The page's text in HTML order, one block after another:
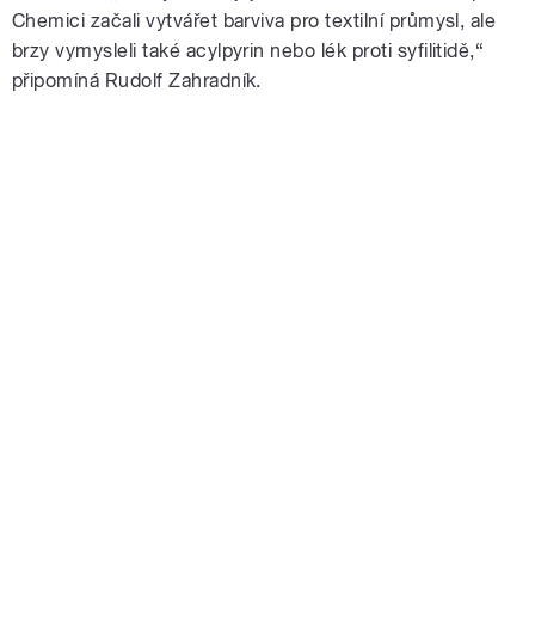
Chemici začali vytvářet barviva pro textilní průmysl, ale
brzy vymysleli také acylpyrin nebo lék proti syfilitidě,“
připomíná Rudolf Zahradník.